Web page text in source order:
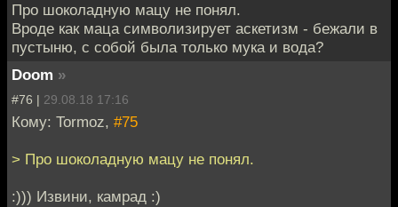
Про шоколадную мацу не понял.
Вроде как маца символизирует аскетизм - бежали в
пустыню, с собой была только мука и вода?
Doom »
#76 | 29.08.18 17:16
Кому: Tormoz, #75
> Про шоколадную мацу не понял.
:))) Извини, камрад :)